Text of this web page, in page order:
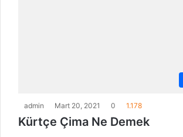
admin Mart 20, 2021 0 1.178
Kürtçe Çima Ne Demek